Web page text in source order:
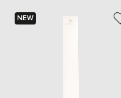
NEW